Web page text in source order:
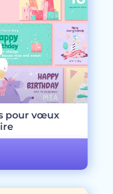
pour vœux